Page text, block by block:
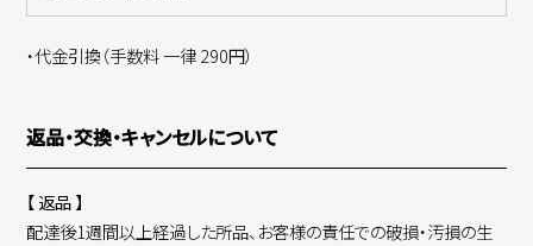
・代金引換（手数料 一律 290円）
返品・交換・キャンセルについて
【 返品 】
配達後1週間以上経過した所品、お客様の責任での破損・汚損の生